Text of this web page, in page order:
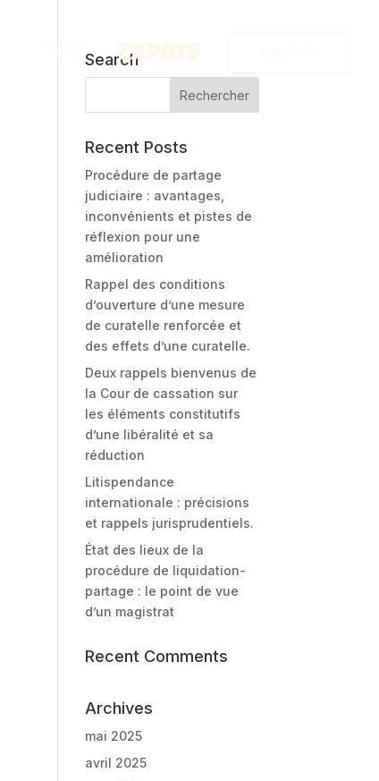
Search
Recent Posts
Procédure de partage
judiciaire : avantages,
inconvénients et pistes de
réflexion pour une
amélioration
Rappel des conditions
d’ouverture d’une mesure
de curatelle renforcée et
des effets d’une curatelle.
Deux rappels bienvenus de
la Cour de cassation sur
les éléments constitutifs
d’une libéralité et sa
réduction
Litispendance
internationale : précisions
et rappels jurisprudentiels.
État des lieux de la
procédure de liquidation-
partage : le point de vue
d’un magistrat
Recent Comments
Archives
mai 2025
avril 2025